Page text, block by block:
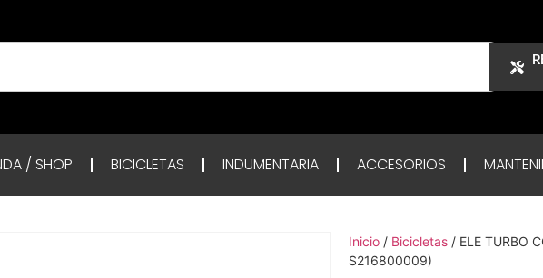
/ SHOP BICICLETAS INDUMENTARIA ACCESORIOS
Inicio / Bicicletas / ELE TURBO
S216800009)